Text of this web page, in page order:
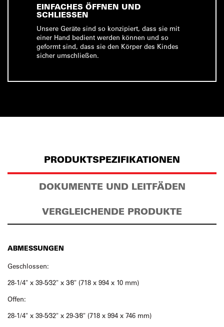
EINFACHES ÖFFNEN UND
SCHLIESSEN
Unsere Geräte sind so konzipiert, dass sie mit
einer Hand bedient werden können und so
geformt sind, dass sie den Körper des Kindes
sicher umschließen.
PRODUKTSPEZIFIKATIONEN
DOKUMENTE UND LEITFÄDEN
VERGLEICHENDE PRODUKTE
ABMESSUNGEN
Geschlossen:
28-1/4" x 39-5⁄32" x 3⁄8" (718 x 994 x 10 mm)
Offen:
28-1/4" x 39-5⁄32" x 29-3⁄8" (718 x 994 x 746 mm)